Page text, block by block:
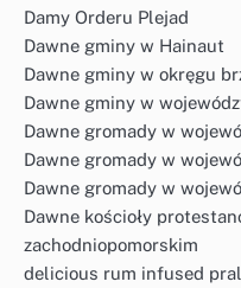
Damy Orderu Plejad
Dawne gminy w Hainaut
Dawne gminy w okręgu
Dawne gminy w
Dawne gromady w
Dawne gromady w
Dawne gromady w
Dawne kościoły
zachodniopomorskim
delicious rum infused